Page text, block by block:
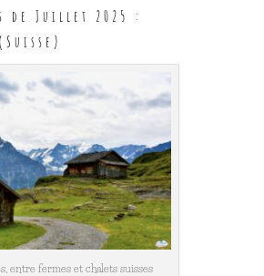
de Juillet 2025 :
entre fermes et chalets suisses